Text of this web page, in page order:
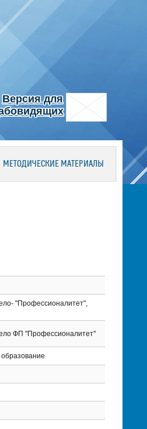
Версия для
МЕТОДИЧЕСКИЕ МАТЕРИАЛЫ
"Профессионалитет",
ФП "Профессионалитет"